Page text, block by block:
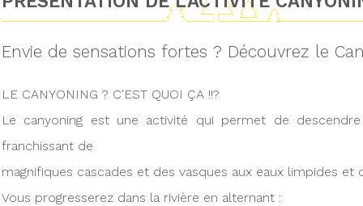
Envie de sensations fortes ? Découvrez le
LE CANYONING ? C'EST QUOI ÇA !!?
Le canyoning est une activité qui permet de
franchissant de
magnifiques cascades et des vasques aux eaux limpides et
Vous progresserez dans la rivière en alternant :